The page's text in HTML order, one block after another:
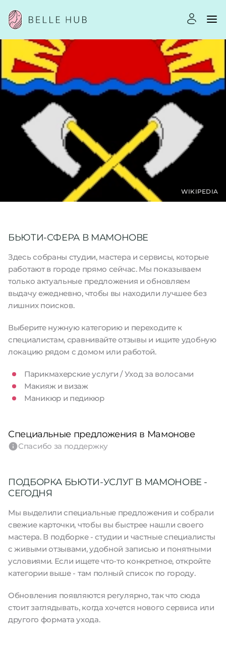
WIKIPEDIA
БЬЮТИ-СФЕРА В МАМОНОВЕ
Здесь собраны студии, мастера и сервисы, которые
работают в городе прямо сейчас. Мы показываем
только актуальные предложения и обновляем
выдачу ежедневно, чтобы вы находили лучшее без
лишних поисков.
Выберите нужную категорию и переходите к
специалистам, сравнивайте отзывы и ищите удобную
локацию рядом с домом или работой.
Парикмахерские услуги / Уход за волосами
Макияж и визаж
Маникюр и педикюр
Специальные предложения в Мамонове
Спасибо за поддержку
ПОДБОРКА БЬЮТИ-УСЛУГ В МАМОНОВЕ -
СЕГОДНЯ
Мы выделили специальные предложения и собрали
свежие карточки, чтобы вы быстрее нашли своего
мастера. В подборке - студии и частные специалисты
с живыми отзывами, удобной записью и понятными
условиями. Если ищете что-то конкретное, откройте
категории выше - там полный список по городу.
Обновления появляются регулярно, так что сюда
стоит заглядывать, когда хочется нового сервиса или
другого формата ухода.